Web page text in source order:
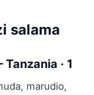
salama
· 1
marudio,